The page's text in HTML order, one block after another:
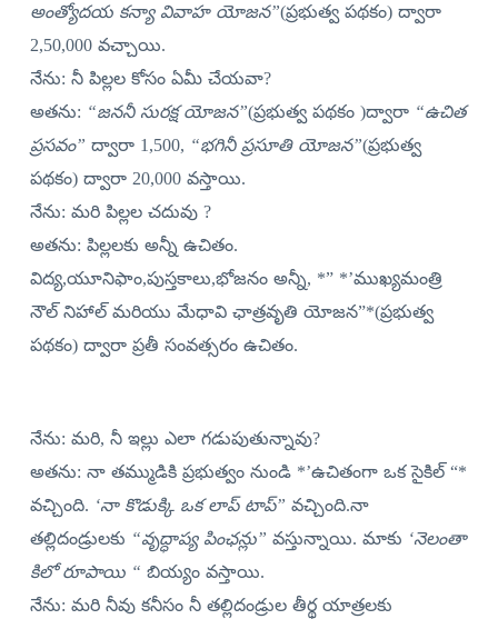
అంత్యోదయ కన్యా వివాహ యోజన”(ప్రభుత్వ పథకం) ద్వారా
2,50,000 వచ్చాయి.
నేను: నీ పిల్లల కోసం ఏమీ చేయవా?
అతను: “జననీ సురక్ష యోజన”(ప్రభుత్వ పథకం )ద్వారా “ఉచిత
ప్రసవం” ద్వారా 1,500, “భగినీ ప్రసూతి యోజన”(ప్రభుత్వ
పథకం) ద్వారా 20,000 వస్తాయి.
నేను: మరి పిల్లల చదువు ?
అతను: పిల్లలకు అన్నీ ఉచితం.
విద్య,యూనిఫాం,పుస్తకాలు,భోజనం అన్నీ, *” *’ముఖ్యమంత్రి
నౌల్ నిహాల్ మరియు మేధావి ఛాత్రవృతి యోజన”*(ప్రభుత్వ
పథకం) ద్వారా ప్రతీ సంవత్సరం ఉచితం.
నేను: మరి, నీ ఇల్లు ఎలా గడుపుతున్నావు?
అతను: నా తమ్ముడికి ప్రభుత్వం నుండి *’ఉచితంగా ఒక సైకిల్ “*
వచ్చింది. ‘నా కొడుక్కి ఒక లాప్ టాప్” వచ్చింది.నా
తల్లిదండ్రులకు “వృద్ధాప్య పింఛన్లు” వస్తున్నాయి. మాకు ‘నెలంతా
కిలో రూపాయి “ బియ్యం వస్తాయి.
నేను: మరి నీవు కనీసం నీ తల్లిదండ్రుల తీర్థ యాత్రలకు